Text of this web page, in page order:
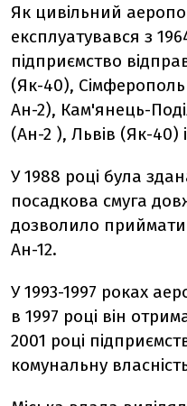
Як цивільний
експлуатувався з
підприємство
(Як-40),
Ан-2), Кам'янець-
(Ан-2 ), Львів (Як-40)
У 1988 році була
посадкова смуга
дозволило приймати
Ан-12.
У 1993-1997 роках
в 1997 році він
2001 році
комунальну